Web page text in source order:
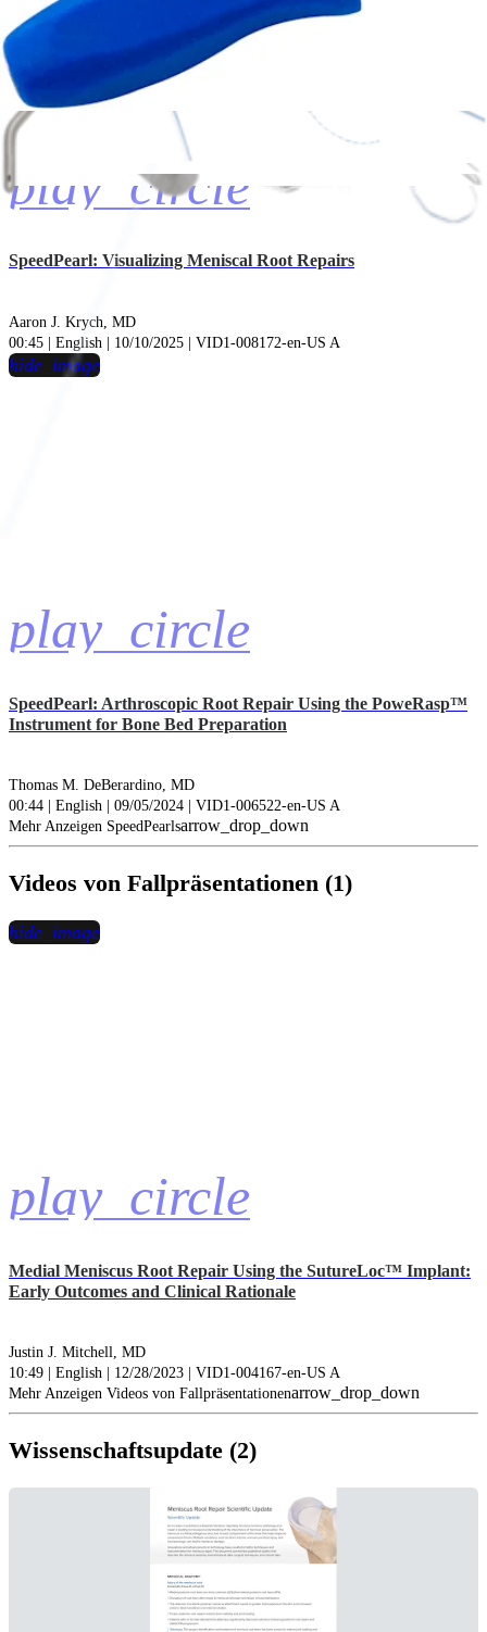
play_circle
SpeedPearl: Visualizing Meniscal Root Repairs
Aaron J. Krych, MD
00:45 | English | 10/10/2025 | VID1-008172-en-US A
play_circle
hide_image
SpeedPearl: Arthroscopic Root Repair Using the PoweRasp™
Instrument for Bone Bed Preparation
Thomas M. DeBerardino, MD
00:44 | English | 09/05/2024 | VID1-006522-en-US A
Mehr Anzeigen SpeedPearlsarrow_drop_down
Videos von Fallpräsentationen (1)
play_circle
hide_image
Medial Meniscus Root Repair Using the SutureLoc™ Implant:
Early Outcomes and Clinical Rationale
Justin J. Mitchell, MD
10:49 | English | 12/28/2023 | VID1-004167-en-US A
Mehr Anzeigen Videos von Fallpräsentationenarrow_drop_down
Wissenschaftsupdate (2)